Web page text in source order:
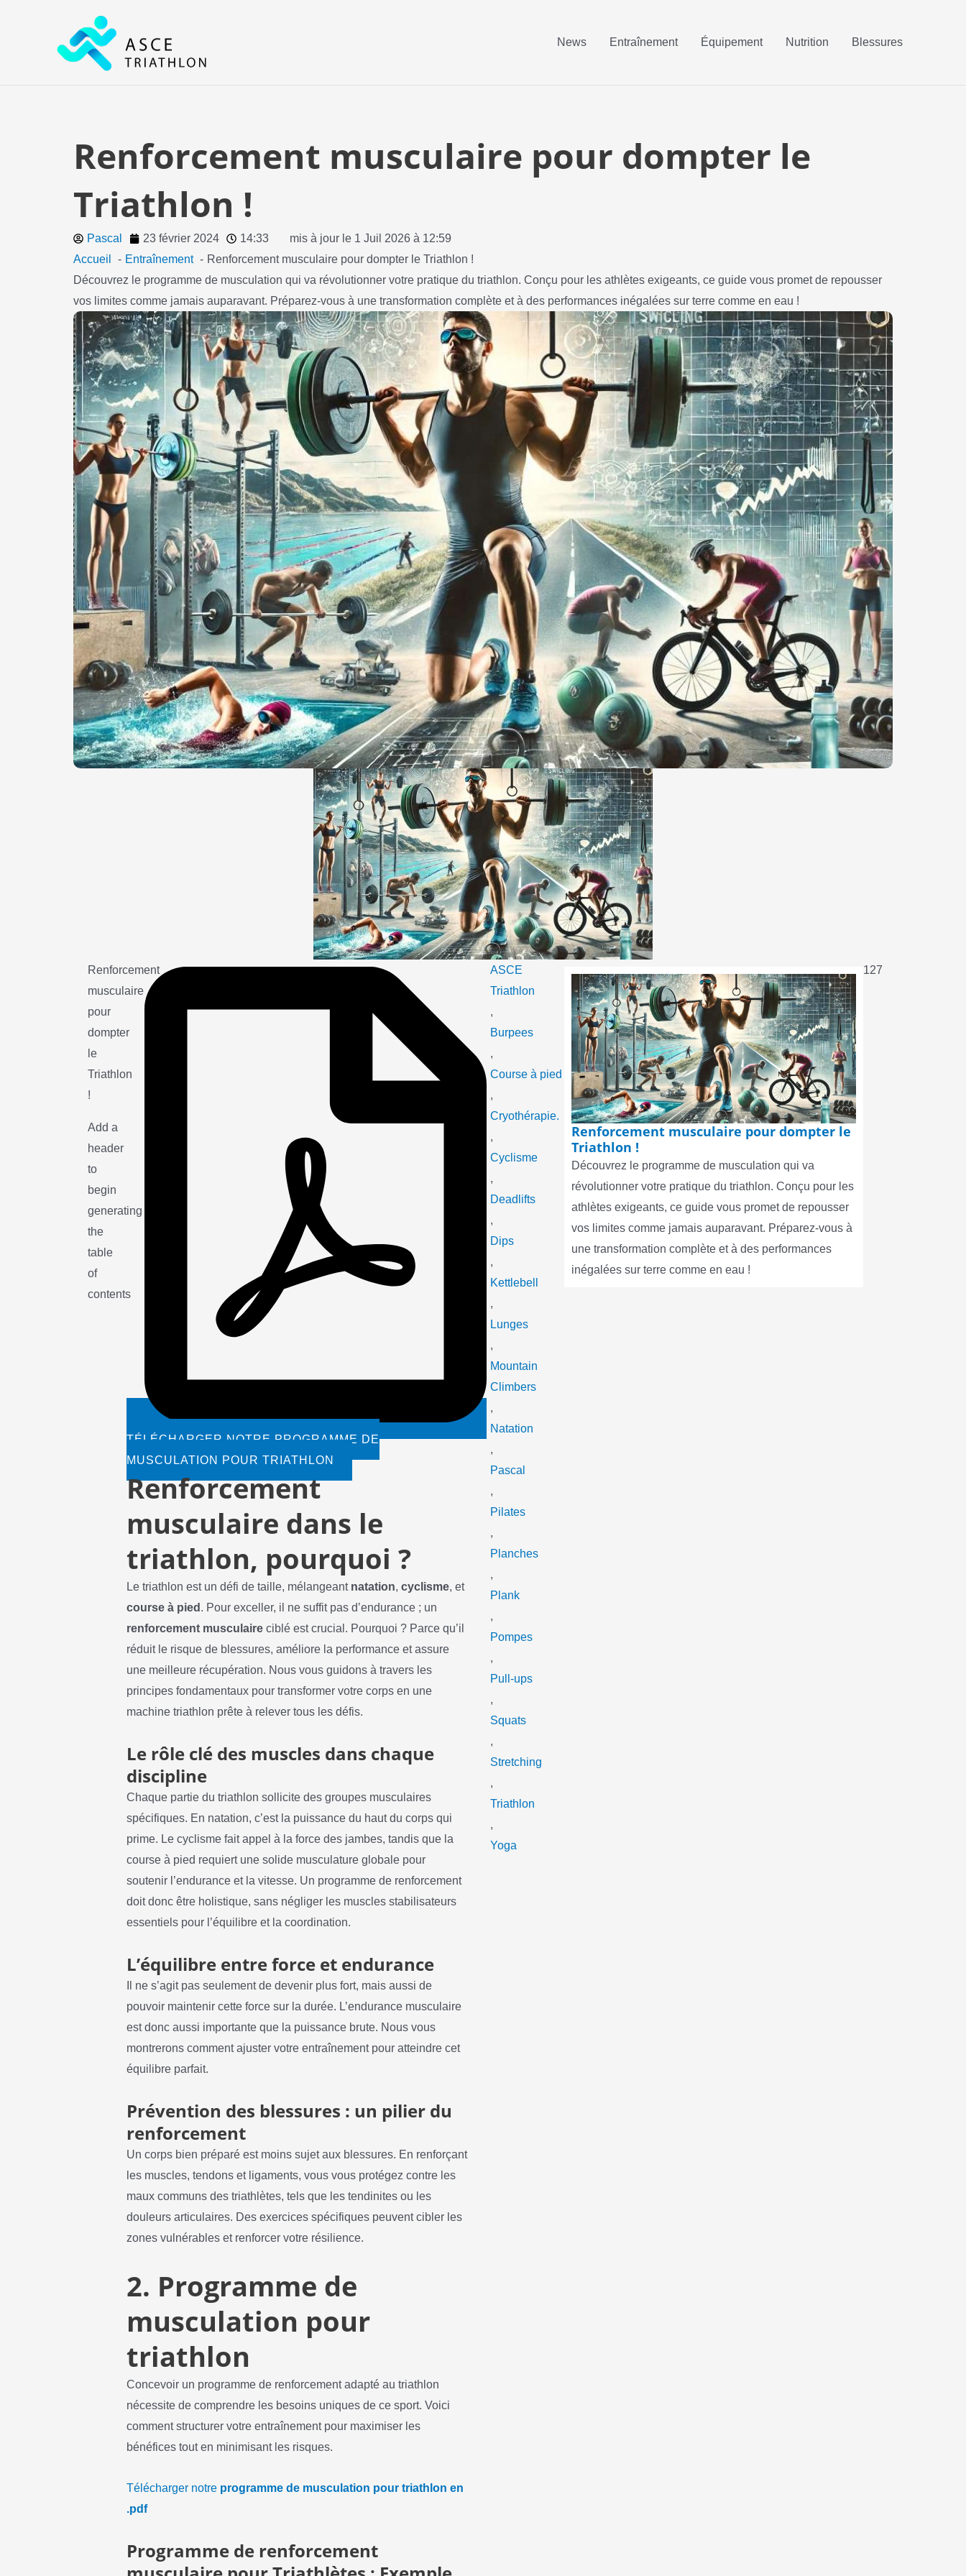
News Entraînement Équipement Nutrition Blessures
Renforcement musculaire pour dompter le
Triathlon !
Pascal 23 février 2024 14:33
mis à jour le 1 Juil 2026 à 12:59
Accueil
Entraînement
Renforcement musculaire pour dompter le Triathlon !
Découvrez le programme de musculation qui va révolutionner votre pratique du triathlon. Conçu pour les athlètes exigeants, ce guide vous promet de repousser
vos limites comme jamais auparavant. Préparez-vous à une transformation complète et à des performances inégalées sur terre comme en eau !
Renforcement
musculaire
pour
dompter
le
Triathlon
!
Add a
header
to
begin
generating
the
table
of
contents
TÉLÉCHARGER NOTRE PROGRAMME DE
MUSCULATION POUR TRIATHLON
Renforcement
musculaire dans le
triathlon, pourquoi ?
Le triathlon est un défi de taille, mélangeant natation,cyclisme, et
course à pied . Pour exceller, il ne suffit pas d’endurance ; un
renforcement musculaire ciblé est crucial. Pourquoi ? Parce qu’il
réduit le risque de blessures, améliore la performance et assure
une meilleure récupération. Nous vous guidons à travers les
principes fondamentaux pour transformer votre corps en une
machine triathlon prête à relever tous les défis.
Le rôle clé des muscles dans chaque
discipline
Chaque partie du triathlon sollicite des groupes musculaires
spécifiques. En natation, c’est la puissance du haut du corps qui
prime. Le cyclisme fait appel à la force des jambes, tandis que la
course à pied requiert une solide musculature globale pour
soutenir l’endurance et la vitesse. Un programme de renforcement
doit donc être holistique, sans négliger les muscles stabilisateurs
essentiels pour l’équilibre et la coordination.
L’équilibre entre force et endurance
Il ne s’agit pas seulement de devenir plus fort, mais aussi de
pouvoir maintenir cette force sur la durée. L’endurance musculaire
est donc aussi importante que la puissance brute. Nous vous
montrerons comment ajuster votre entraînement pour atteindre cet
équilibre parfait.
Prévention des blessures : un pilier du
renforcement
Un corps bien préparé est moins sujet aux blessures. En renforçant
les muscles, tendons et ligaments, vous vous protégez contre les
maux communs des triathlètes, tels que les tendinites ou les
douleurs articulaires. Des exercices spécifiques peuvent cibler les
zones vulnérables et renforcer votre résilience.
2. Programme de
musculation pour
triathlon
Concevoir un programme de renforcement adapté au triathlon
nécessite de comprendre les besoins uniques de ce sport. Voici
comment structurer votre entraînement pour maximiser les
bénéfices tout en minimisant les risques.
Télécharger notre programme de musculation pour triathlon en
.pdf
Programme de renforcement
ASCE
Triathlon
,
Burpees
,
Course à pied
,
Cryothérapie.
,
Cyclisme
,
Deadlifts
,
Dips
,
Kettlebell
,
Lunges
,
Mountain
Climbers
,
Natation
,
Pascal
,
Pilates
,
Planches
,
Plank
,
Pompes
,
Pull-ups
,
Squats
,
Stretching
,
Triathlon
,
Yoga
Renforcement musculaire pour dompter le
Triathlon !
Découvrez le programme de musculation qui va
révolutionner votre pratique du triathlon. Conçu pour les
athlètes exigeants, ce guide vous promet de repousser
vos limites comme jamais auparavant. Préparez-vous à
une transformation complète et à des performances
inégalées sur terre comme en eau !
127